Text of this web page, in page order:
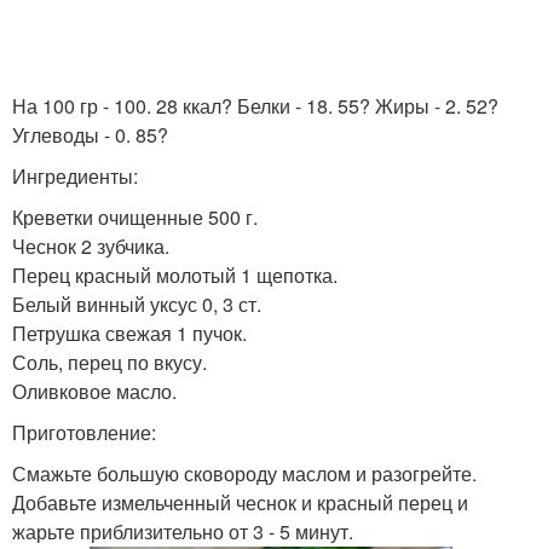
На 100 гр - 100. 28 ккал? Белки - 18. 55? Жиры - 2. 52?
Углеводы - 0. 85?
Ингредиенты:
Креветки очищенные 500 г.
Чеснок 2 зубчика.
Перец красный молотый 1 щепотка.
Белый винный уксус 0, 3 ст.
Петрушка свежая 1 пучок.
Соль, перец по вкусу.
Оливковое масло.
Приготовление:
Смажьте большую сковороду маслом и разогрейте.
Добавьте измельченный чеснок и красный перец и
жарьте приблизительно от 3 - 5 минут.